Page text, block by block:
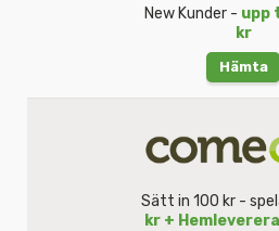
New Kunder - upp
kr
Hämta
Sätt in 100 kr -
kr +